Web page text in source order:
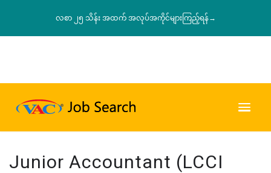
လစာ ၂၅ သိန်း အထက် အလုပ်အကိုင်များကြည့်ရန်→
Junior Accountant (LCCI